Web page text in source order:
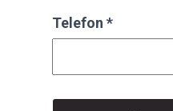
Telefon *